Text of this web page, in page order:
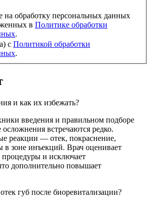
в Политике обработки
.
с Политикой обработки
.
и как их избежать?
введения и правильном подборе
осложнения встречаются редко.
реакции — отек, покраснение,
в зоне инъекций. Врач оценивает
процедуры и исключает
дополнительно повышает
губ после биоревитализации?